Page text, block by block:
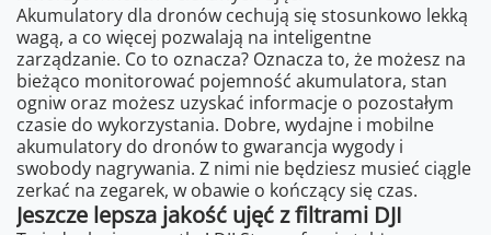
Akumulatory dla dronów cechują się stosunkowo lekką
wagą, a co więcej pozwalają na inteligentne
zarządzanie. Co to oznacza? Oznacza to, że możesz na
bieżąco monitorować pojemność akumulatora, stan
ogniw oraz możesz uzyskać informacje o pozostałym
czasie do wykorzystania. Dobre, wydajne i mobilne
akumulatory do dronów to gwarancja wygody i
swobody nagrywania. Z nimi nie będziesz musieć ciągle
zerkać na zegarek, w obawie o kończący się czas.
Jeszcze lepsza jakość ujęć z filtrami DJI